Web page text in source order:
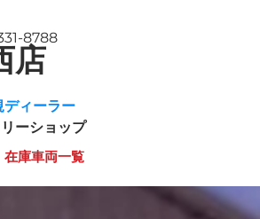
店
8788
ィーラー
ーショップ
在庫車両一覧